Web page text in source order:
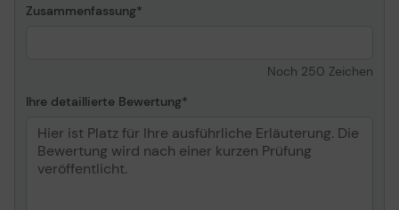
Zusammenfassung
Noch 250 Zeichen
Ihre detaillierte Bewertung